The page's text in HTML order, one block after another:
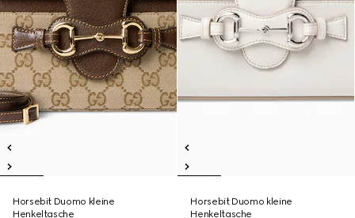
Horsebit Duomo kleine
Henkeltasche
Horsebit Duomo kleine
Henkeltasche